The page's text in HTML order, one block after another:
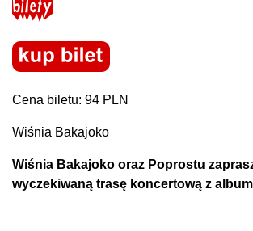
Cena biletu: 94 PLN
Wiśnia Bakajoko
Wiśnia Bakajoko oraz Poprostu
wyczekiwaną trasę koncertową z